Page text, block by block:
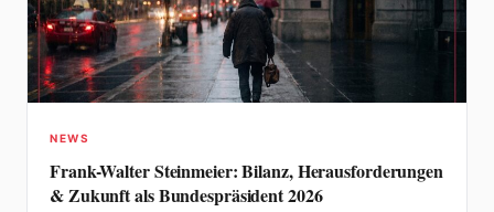
NEWS
Frank-Walter Steinmeier: Bilanz, Herausforderungen
& Zukunft als Bundespräsident 2026